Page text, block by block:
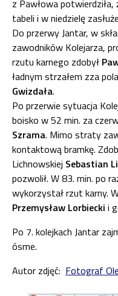
z Pawłowa
tabeli i w niedzielę
Do przerwy Jantar, w
zawodników Kolejarza,
rzutu karnego zdobył
ładnym strzałem zza
Gwizdała.
Po przerwie sytuacja
boisko w 52 min. za
Szrama. Mimo straty
kontaktową bramkę.
Lichnowskiej Sebastian
pozwolił. W 83. min. po
wykorzystał rzut karny.
Przemysław Lorbiecki i
Po 7. kolejkach Jantar
ósme.
Autor zdjęć: Fotograf